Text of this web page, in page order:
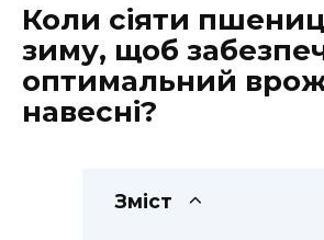
Коли сіяти
зиму, щоб
оптимальний
навесні?
Зміст